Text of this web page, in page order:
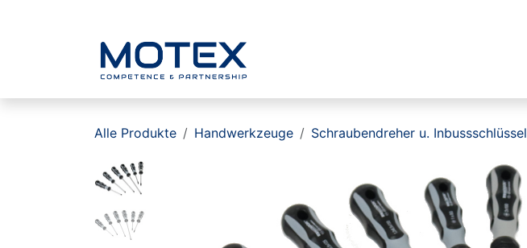
Alle Produkte Handwerkzeuge Schraubendreher u. Inbussschlüssel